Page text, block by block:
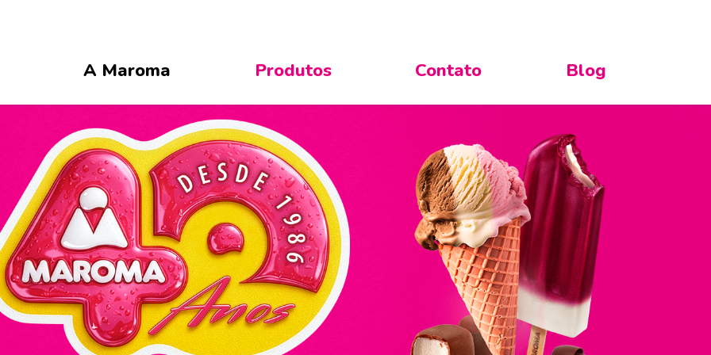
A Maroma Produtos Contato Blog